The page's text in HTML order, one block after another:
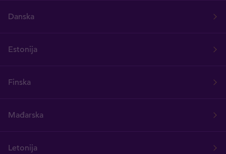
Danska
Estonija
Finska
Mađarska
Letonija